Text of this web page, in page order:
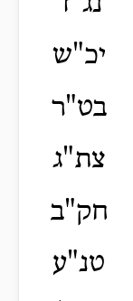
יכ"ש
בט"ר
צת"ג
חק"ב
טנ"ע